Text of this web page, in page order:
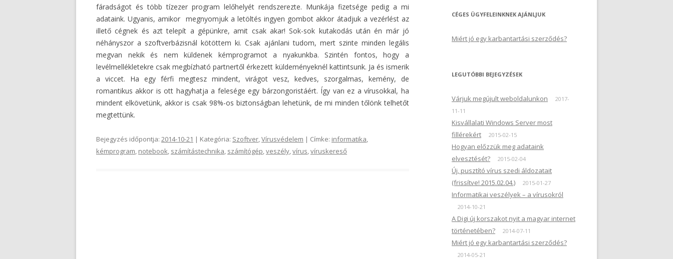
fáradságot és több tízezer program lelőhelyét rendszerezte. Munkája fizetsége pedig a mi
adataink. Ugyanis, amikor megnyomjuk a letöltés ingyen gombot akkor átadjuk a vezérlést az
illető cégnek és azt telepít a gépünkre, amit csak akar! Sok-sok kutakodás után én már jó
néhányszor a szoftverbázisnál kötöttem ki. Csak ajánlani tudom, mert szinte minden legális
megvan nekik és nem küldenek kémprogramot a nyakunkba. Szintén fontos, hogy a
levélmellékletekre csak megbízható partnertől érkezett küldeményeknél kattintsunk. Ja és ismerik
a viccet. Ha egy férfi megtesz mindent, virágot vesz, kedves, szorgalmas, kemény, de
romantikus akkor is ott hagyhatja a felesége egy bárzongoristáért. Így van ez a vírusokkal, ha
mindent elkövetünk, akkor is csak 98%-os biztonságban lehetünk, de mi minden tőlönk telhetőt
megtettünk.
Bejegyzés időpontja: 2014-10-21 | Kategória: Szoftver,Vírusvédelem | Címke: informatika,
kémprogram, notebook, számítástechnika, számítógép,veszély,vírus,víruskereső
CÉGES ÜGYFELEINKNEK AJÁNLJUK
Miért jó egy karbantartási szerződés?
LEGUTÓBBI BEJEGYZÉSEK
Várjuk megújult weboldalunkon
2017-
11-11
Kisvállalati Windows Server most
fillérekért
2015-02-15
Hogyan előzzük meg adataink
elvesztését?
2015-02-04
Új, pusztító vírus szedi áldozatait
(frissítve! 2015.02.04.)
2015-01-27
Informatikai veszélyek – a vírusokról
2014-10-21
A Digi új korszakot nyit a magyar internet
történetében?
2014-07-11
Miért jó egy karbantartási szerződés?
2014-05-21